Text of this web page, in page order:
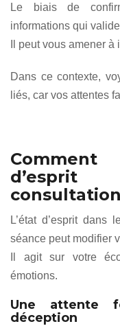
Le biais de
informations qui
Il peut vous amener
Dans ce contexte,
liés, car vos attentes
L’état d’esprit dans
séance peut modifier
Il agit sur votre
émotions.
Une attente
déception